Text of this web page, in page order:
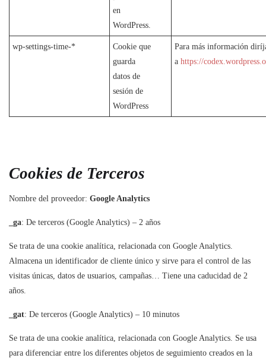
en
WordPress.
wp-settings-time-*
Cookie que
guarda
datos de
sesión de
WordPress
Para más información
a https://
Cookies de Terceros
Nombre del proveedor: Google Analytics
_ga: De terceros (Google Analytics) – 2 años
Se trata de una cookie analítica, relacionada con Google Analytics.
Almacena un identificador de cliente único y sirve para el control de las
visitas únicas, datos de usuarios, campañas… Tiene una caducidad de 2
años.
_gat: De terceros (Google Analytics) – 10 minutos
Se trata de una cookie analítica, relacionada con Google Analytics. Se usa
para diferenciar entre los diferentes objetos de seguimiento creados en la